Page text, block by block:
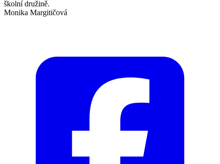
školní družině.
Monika Margitičová